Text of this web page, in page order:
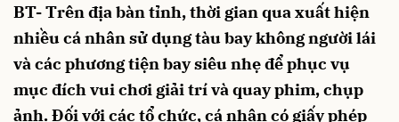
BT- Trên địa bàn tỉnh, thời gian qua xuất hiện
nhiều cá nhân sử dụng tàu bay không người lái
và các phương tiện bay siêu nhẹ để phục vụ
mục đích vui chơi giải trí và quay phim, chụp
ảnh. Đối với các tổ chức, cá nhân có giấy phép
Hủy Gửi